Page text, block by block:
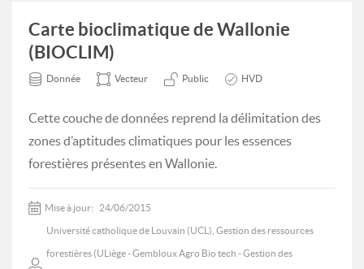
Carte bioclimatique de Wallonie
(BIOCLIM)
Donnée Vecteur Public HVD
Cette couche de données reprend la délimitation des
zones d’aptitudes climatiques pour les essences
forestières présentes en Wallonie.
Mise à jour: 24/06/2015
Université catholique de Louvain (UCL), Gestion des ressources
forestières (ULiège - Gembloux Agro Bio tech - Gestion des